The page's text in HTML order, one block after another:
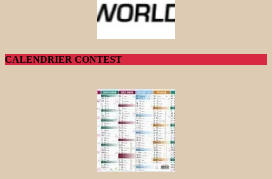
CALENDRIER CONTEST